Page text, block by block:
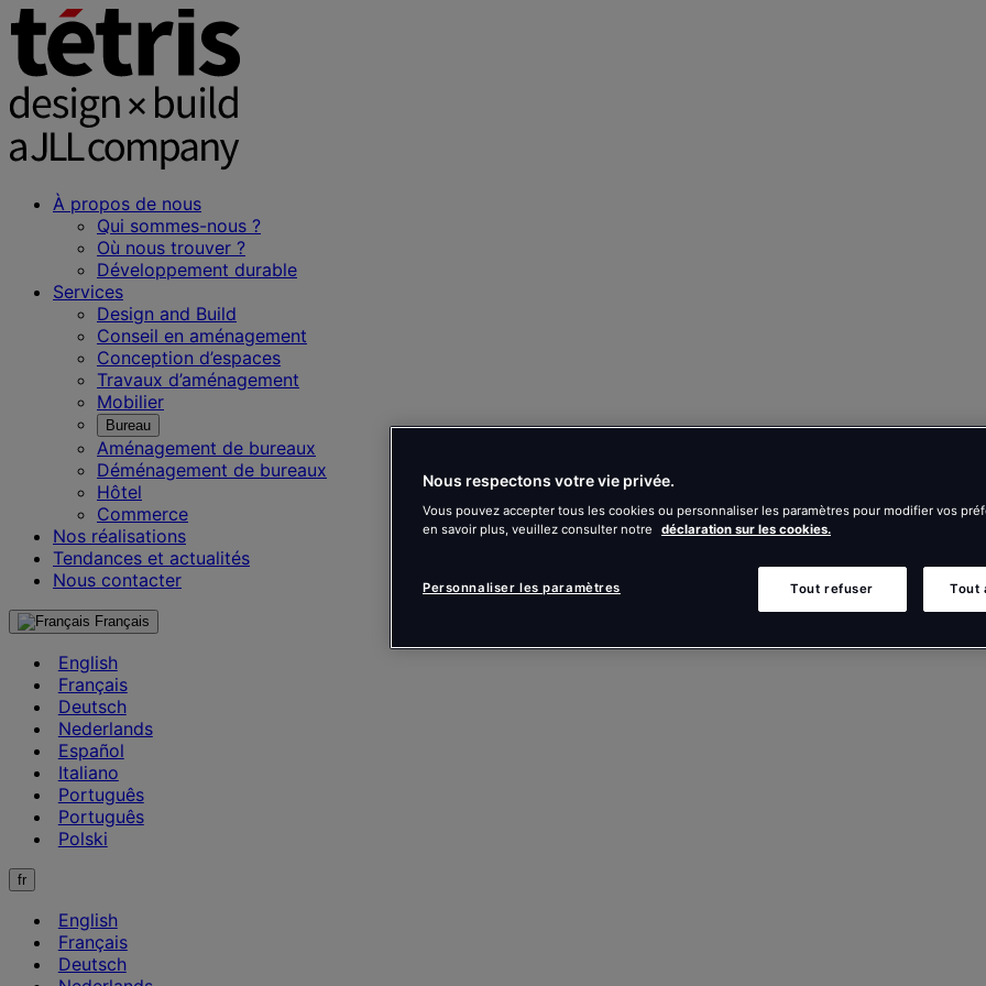
À propos de nous
Qui sommes-nous ?
Où nous trouver ?
Développement durable
Services
Design and Build
Conseil en aménagement
Conception d’espaces
Travaux d’aménagement
Mobilier
Bureau
Aménagement de bureaux
Déménagement de bureaux
Hôtel
Commerce
Nos réalisations
Tendances et actualités
Nous contacter
Français
English
Français
Deutsch
Nederlands
Español
Italiano
Português
Português
Polski
fr
English
Français
Deutsch
Nous respectons votre vie privée.
Vous pouvez accepter tous les cookies ou personnaliser les paramètres pour modifier vos
en savoir plus, veuillez consulter notre
déclaration sur les cookies.
Tout refuser Tout
Personnaliser les paramètres